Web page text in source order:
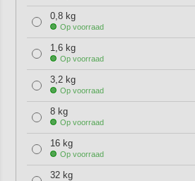
0,8 kg
Op voorraad
1,6 kg
Op voorraad
3,2 kg
Op voorraad
8 kg
Op voorraad
16 kg
Op voorraad
32 kg